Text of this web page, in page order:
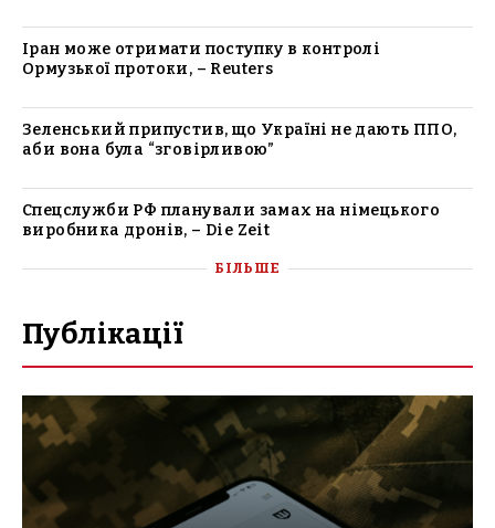
Іран може отримати поступку в контролі
Ормузької протоки, – Reuters
Зеленський припустив, що Україні не дають ППО,
аби вона була “зговірливою”
Спецслужби РФ планували замах на німецького
виробника дронів, – Die Zeit
БІЛЬШЕ
Публікації